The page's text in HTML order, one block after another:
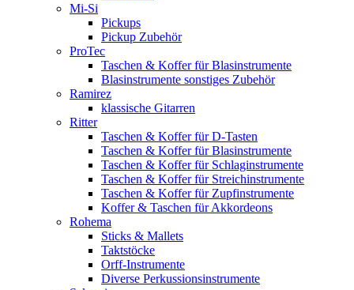
Mi-Si
Pickups
Pickup Zubehör
ProTec
Taschen & Koffer für Blasinstrumente
Blasinstrumente sonstiges Zubehör
Ramirez
klassische Gitarren
Ritter
Taschen & Koffer für D-Tasten
Taschen & Koffer für Blasinstrumente
Taschen & Koffer für Schlaginstrumente
Taschen & Koffer für Streichinstrumente
Taschen & Koffer für Zupfinstrumente
Koffer & Taschen für Akkordeons
Rohema
Sticks & Mallets
Taktstöcke
Orff-Instrumente
Diverse Perkussionsinstrumente